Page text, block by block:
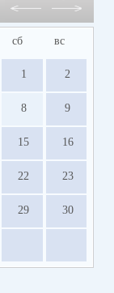
сб вс
1 2
8 9
15 16
22 23
29 30